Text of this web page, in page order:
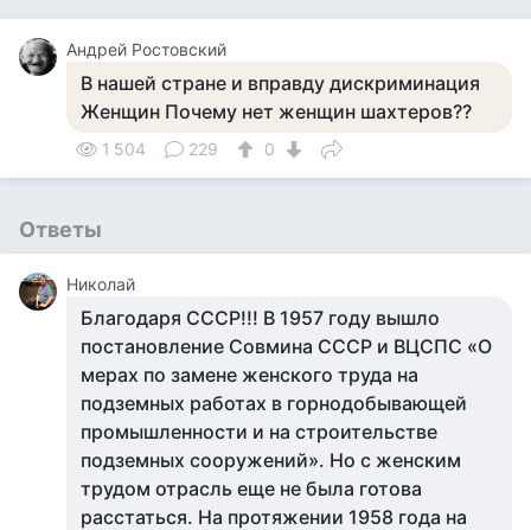
Андрей Ростовский
В нашей стране и вправду дискриминация
Женщин Почему нет женщин шахтеров??
1 504 229 0
Ответы
Николай
Благодаря СССР!!! В 1957 году вышло
постановление Совмина СССР и ВЦСПС «О
мерах по замене женского труда на
подземных работах в горнодобывающей
промышленности и на строительстве
подземных сооружений». Но с женским
трудом отрасль еще не была готова
расстаться. На протяжении 1958 года на